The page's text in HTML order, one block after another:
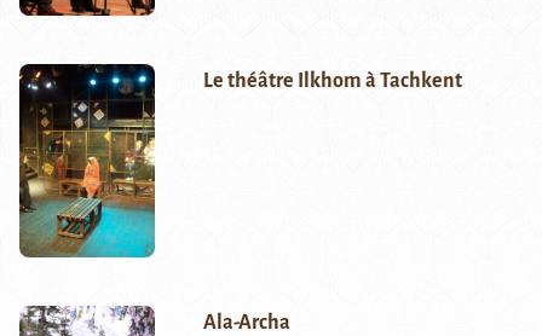
Le théâtre Ilkhom à Tachkent
Ala-Archa